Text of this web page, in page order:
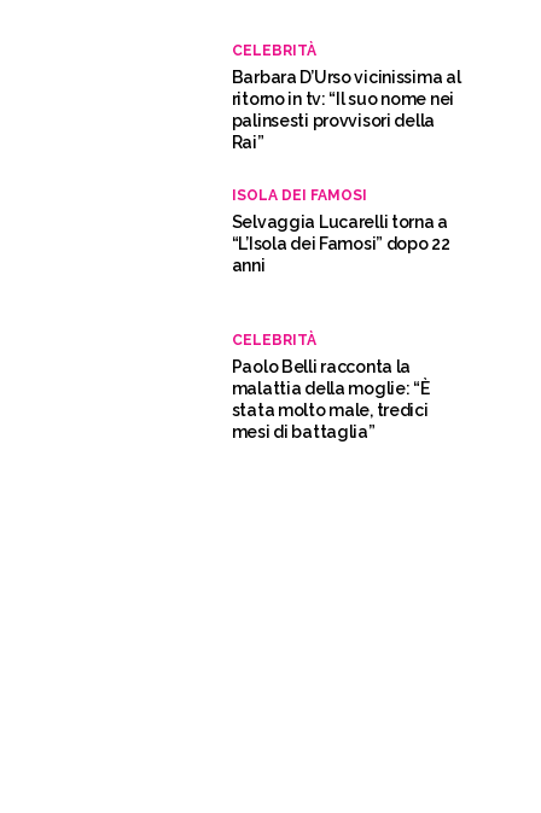
CELEBRITÀ
Barbara D’Urso vicinissima al
ritorno in tv: “Il suo nome nei
palinsesti provvisori della
Rai”
ISOLA DEI FAMOSI
Selvaggia Lucarelli torna a
“L’Isola dei Famosi” dopo 22
anni
CELEBRITÀ
Paolo Belli racconta la
malattia della moglie: “È
stata molto male, tredici
mesi di battaglia”